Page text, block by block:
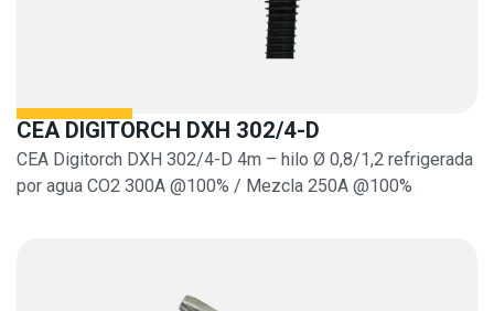
CEA DIGITORCH DXH 302/4-D
CEA Digitorch DXH 302/4-D 4m – hilo Ø 0,8/1,2 refrigerada
por agua CO2 300A @100% / Mezcla 250A @100%